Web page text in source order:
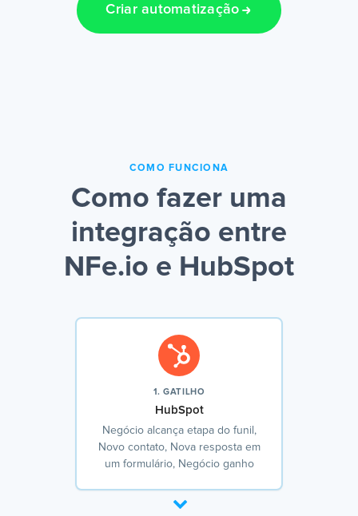
Criar automatização
COMO FUNCIONA
Como fazer uma
integração entre
NFe.io e HubSpot
1. GATILHO
HubSpot
Negócio alcança etapa do funil,
Novo contato, Nova resposta em
um formulário, Negócio ganho